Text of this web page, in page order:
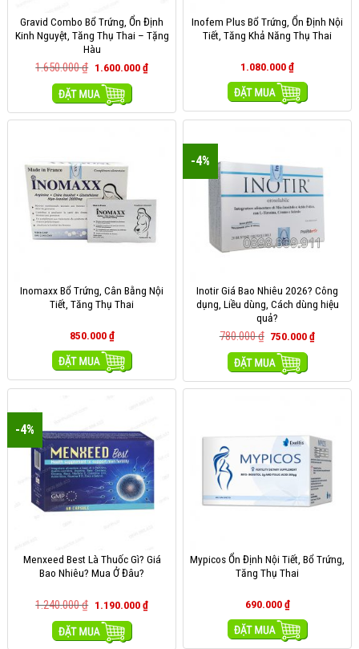
Gravid Combo Bổ Trứng, Ổn Định
Kinh Nguyệt, Tăng Thụ Thai – Tặng
Hàu
1.650.000₫ 1.600.000₫
MUA HÀNG
Inofem Plus Bổ Trứng, Ổn Định Nội
Tiết, Tăng Khả Năng Thụ Thai
1.080.000₫
MUA HÀNG
Inomaxx Bổ Trứng, Cân Bằng Nội
Tiết, Tăng Thụ Thai
850.000₫
MUA HÀNG
-4%
Inotir Giá Bao Nhiêu 2026? Công
dụng, Liều dùng, Cách dùng hiệu
quả?
780.000₫ 750.000₫
MUA HÀNG
-4%
Menxeed Best Là Thuốc Gì? Giá
Bao Nhiêu? Mua Ở Đâu?
1.240.000₫ 1.190.000₫
MUA HÀNG
Mypicos Ổn Định Nội Tiết, Bổ Trứng,
Tăng Thụ Thai
690.000₫
MUA HÀNG